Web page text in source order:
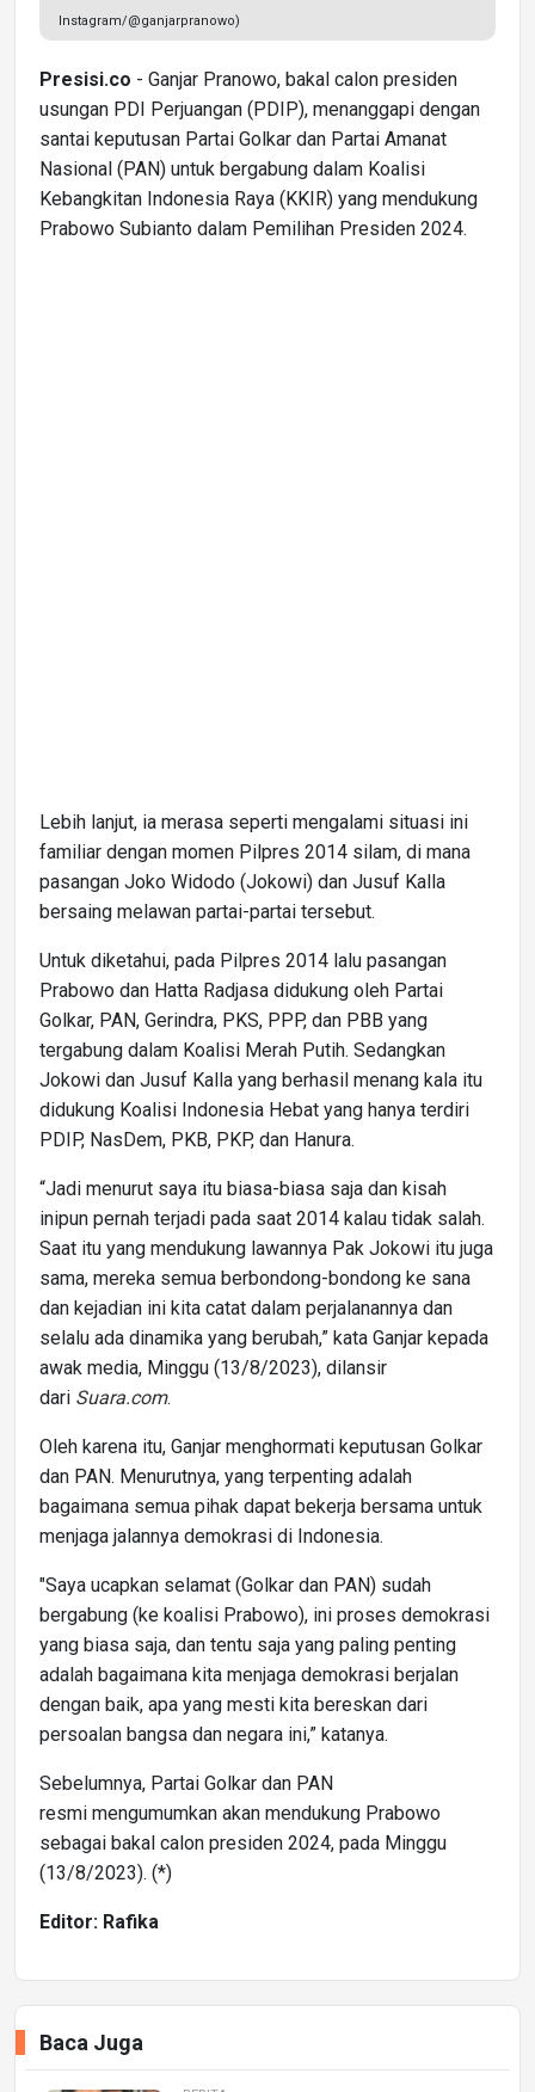
Instagram/@ganjarpranowo)
Presisi.co - Ganjar Pranowo, bakal calon presiden
usungan PDI Perjuangan (PDIP), menanggapi dengan
santai keputusan Partai Golkar dan Partai Amanat
Nasional (PAN) untuk bergabung dalam Koalisi
Kebangkitan Indonesia Raya (KKIR) yang mendukung
Prabowo Subianto dalam Pemilihan Presiden 2024.
Lebih lanjut, ia merasa seperti mengalami situasi ini
familiar dengan momen Pilpres 2014 silam, di mana
pasangan Joko Widodo (Jokowi) dan Jusuf Kalla
bersaing melawan partai-partai tersebut.
Untuk diketahui, pada Pilpres 2014 lalu pasangan
Prabowo dan Hatta Radjasa didukung oleh Partai
Golkar, PAN, Gerindra, PKS, PPP, dan PBB yang
tergabung dalam Koalisi Merah Putih. Sedangkan
Jokowi dan Jusuf Kalla yang berhasil menang kala itu
didukung Koalisi Indonesia Hebat yang hanya terdiri
PDIP, NasDem, PKB, PKP, dan Hanura.
“Jadi menurut saya itu biasa-biasa saja dan kisah
inipun pernah terjadi pada saat 2014 kalau tidak salah.
Saat itu yang mendukung lawannya Pak Jokowi itu juga
sama, mereka semua berbondong-bondong ke sana
dan kejadian ini kita catat dalam perjalanannya dan
selalu ada dinamika yang berubah,” kata Ganjar kepada
awak media, Minggu (13/8/2023), dilansir
dari Suara.com.
Oleh karena itu, Ganjar menghormati keputusan Golkar
dan PAN. Menurutnya, yang terpenting adalah
bagaimana semua pihak dapat bekerja bersama untuk
menjaga jalannya demokrasi di Indonesia.
"Saya ucapkan selamat (Golkar dan PAN) sudah
bergabung (ke koalisi Prabowo), ini proses demokrasi
yang biasa saja, dan tentu saja yang paling penting
adalah bagaimana kita menjaga demokrasi berjalan
dengan baik, apa yang mesti kita bereskan dari
persoalan bangsa dan negara ini,” katanya.
Sebelumnya, Partai Golkar dan PAN
resmi mengumumkan akan mendukung Prabowo
sebagai bakal calon presiden 2024, pada Minggu
(13/8/2023). (*)
Editor: Rafika
Baca Juga